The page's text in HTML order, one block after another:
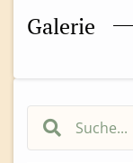
Galerie